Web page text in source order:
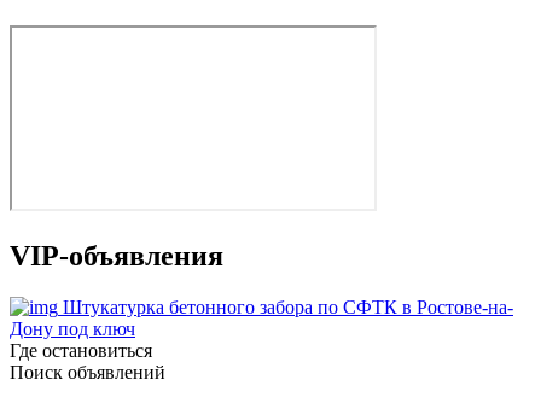
VIP-объявления
Штукатурка бетонного забора по СФТК в Ростове-на-
Дону под ключ
Где остановиться
Поиск объявлений